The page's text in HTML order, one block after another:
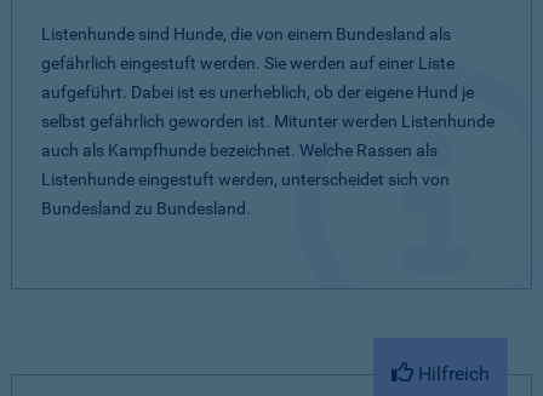
Listenhunde sind Hunde, die von einem Bundesland als
gefährlich eingestuft werden. Sie werden auf einer Liste
aufgeführt. Dabei ist es unerheblich, ob der eigene Hund je
selbst gefährlich geworden ist. Mitunter werden Listenhunde
auch als Kampfhunde bezeichnet. Welche Rassen als
Listenhunde eingestuft werden, unterscheidet sich von
Bundesland zu Bundesland.
Hilfreich